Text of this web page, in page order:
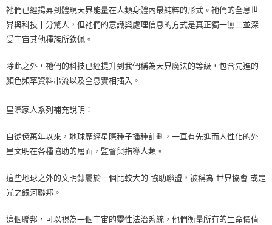
祂們已經揚昇到體現天界能量在人類身體內最純粹的形式。祂們的全息世
界與科技十分驚人，但祂們的意識與處理信息的方式是真正獨一無二並深
受宇宙其他種族所欽佩。
除此之外，祂們的科技已經提升到我們稱為天界魔法的等級，包含先進的
顏色頻率資料串流以及全息實相插入。
星際家人系列補充說明：
自從億萬年以來，地球歷經星際種子播種計劃，一直有先進而人性化的外
星文明在各種協助的層面，監督與指導人類。
這些地球之外的文明隸屬於一個比較大的 協助聯盟，被稱為 世界協會 或是
光之銀河聯邦。
這個聯邦，可以視為一個宇宙的靈性法治系統，他們衡量所有的生命價值